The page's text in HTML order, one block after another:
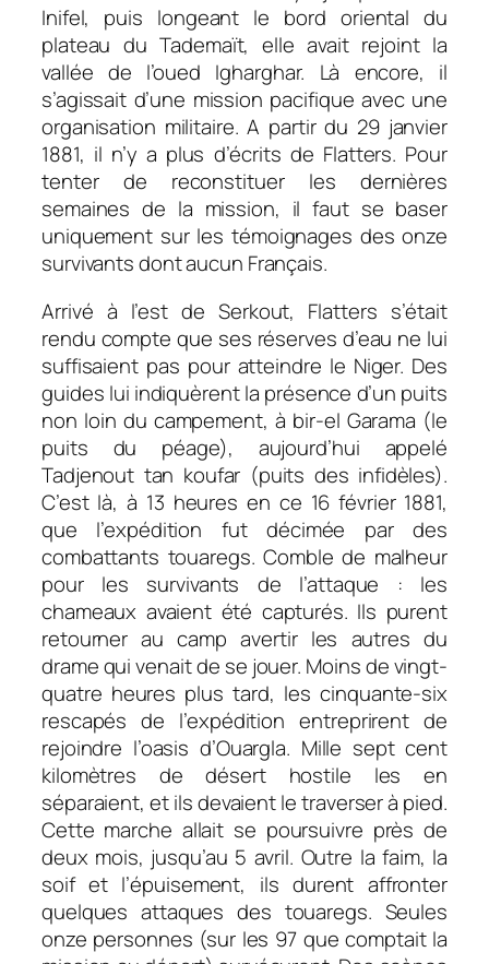
Inifel, puis longeant le bord oriental du
plateau du Tademaït, elle avait rejoint la
vallée de l’oued Igharghar. Là encore, il
s’agissait d’une mission pacifique avec une
organisation militaire. A partir du 29 janvier
1881, il n’y a plus d’écrits de Flatters. Pour
tenter de reconstituer les dernières
semaines de la mission, il faut se baser
uniquement sur les témoignages des onze
survivants dont aucun Français.
Arrivé à l’est de Serkout, Flatters s’était
rendu compte que ses réserves d’eau ne lui
suffisaient pas pour atteindre le Niger. Des
guides lui indiquèrent la présence d’un puits
non loin du campement, à bir-el Garama (le
puits du péage), aujourd’hui appelé
Tadjenout tan koufar (puits des infidèles).
C’est là, à 13 heures en ce 16 février 1881,
que l’expédition fut décimée par des
combattants touaregs. Comble de malheur
pour les survivants de l’attaque : les
chameaux avaient été capturés. Ils purent
retourner au camp avertir les autres du
drame qui venait de se jouer. Moins de vingt-
quatre heures plus tard, les cinquante-six
rescapés de l’expédition entreprirent de
rejoindre l’oasis d’Ouargla. Mille sept cent
kilomètres de désert hostile les en
séparaient, et ils devaient le traverser à pied.
Cette marche allait se poursuivre près de
deux mois, jusqu’au 5 avril. Outre la faim, la
soif et l’épuisement, ils durent affronter
quelques attaques des touaregs. Seules
onze personnes (sur les 97 que comptait la